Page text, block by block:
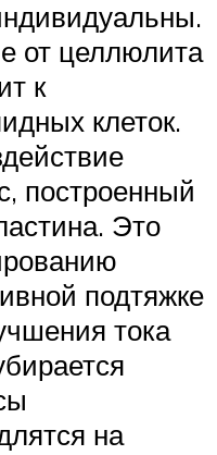
от целлюлита
к
клеток.
построенный
Это
подтяжке
тока
на